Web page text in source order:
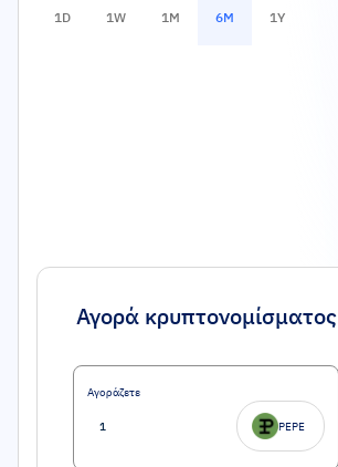
1D 1W 1M 6M 1Y
Αγορά κρυπτονομίσματος
Αγοράζετε
PEPE